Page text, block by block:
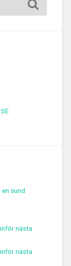
sund
nästa
nästa